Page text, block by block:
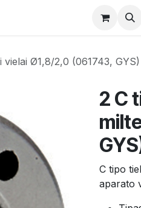
Ø1,8/2,0 (061743, GYS)
2 C
C tipo
aparato